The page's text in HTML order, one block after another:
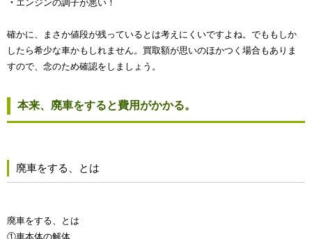
・ エンジンの調子が悪い！
確かに、まさか値段が残っているとは考えにくいですよね。でももしか
したら希少な車かもしれません。買取額が思いのほかつく場合もありま
すので、念のため確認をしましょう。
本来、廃車をすると費用がかかる。
廃車をする、とは
廃車をする、とは
①車本体の解体